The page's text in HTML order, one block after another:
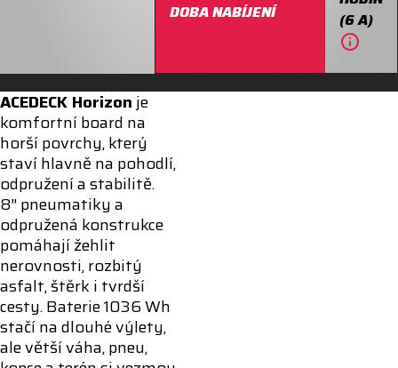
DOBA NABÍJENÍ
(6 A)
ACEDECK Horizonje
komfortní board na
horší povrchy, který
staví hlavně na pohodlí,
odpružení a stabilitě.
8″ pneumatiky a
odpružená konstrukce
pomáhají žehlit
nerovnosti, rozbitý
asfalt, štěrk i tvrdší
cesty. Baterie 1036 Wh
stačí na dlouhé výlety,
ale větší váha, pneu,